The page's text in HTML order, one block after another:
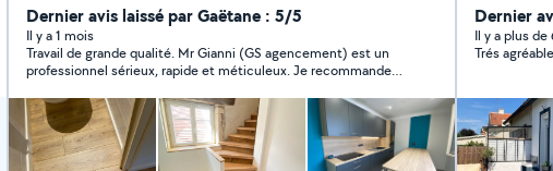
interviens également pour la création et l'
aménagement de dressings, le montage de meubles,
le convering mobilier, la pose de revêtement de sol
clipsable ainsi que tous vos projets d' agencement
intérieur sur mesure. Sérieux, minutieux et soucieux des
finitions, je vous accompagne dans la réalisation de vos
projets en apportant des solutions adaptées à vos
Dernier avis laissé par Gaëtane : 5/5
Il y a 1 mois
Travail de grande qualité. Mr Gianni (GS agencement) est un
professionnel sérieux, rapide et méticuleux. Je recommande
ponctuel
Dernier
Il y a plus de
Trés